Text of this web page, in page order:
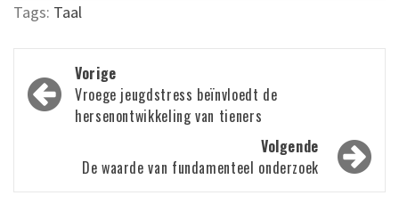
Tags: Taal
Bericht
navigatie
Vorige
Vroege jeugdstress beïnvloedt de
hersenontwikkeling van tieners
Volgende
De waarde van fundamenteel onderzoek